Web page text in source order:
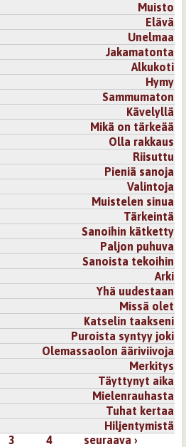
Muisto
Elävä
Unelmaa
Jakamatonta
Alkukoti
Hymy
Sammumaton
Kävelyllä
Mikä on tärkeää
Olla rakkaus
Riisuttu
Pieniä sanoja
Valintoja
Muistelen sinua
Tärkeintä
Sanoihin kätketty
Paljon puhuva
Sanoista tekoihin
Arki
Yhä uudestaan
Missä olet
Katselin taakseni
Puroista syntyy joki
Olemassaolon ääriviivoja
Merkitys
Täyttynyt aika
Mielenrauhasta
Tuhat kertaa
Hiljentymistä
3 4
seuraava ›